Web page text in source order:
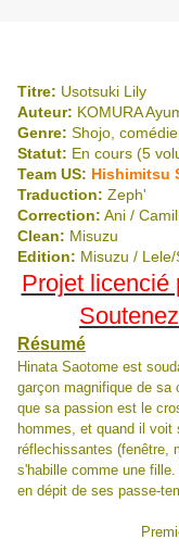
Titre: Usotsuki Lily
Auteur: KOMURA
Genre: Shojo,
Statut: En cours (5
Team US: Hishimitsu
Traduction: Zeph'
Correction: Ani /
Clean: Misuzu
Edition: Misuzu / Lele/
Projet licencié
Résumé
Hinata Saotome est
garçon magnifique de
que sa passion est le
hommes, et quand il
réflechissantes (fenêtre,
s'habille comme une
en dépit de ses passe-